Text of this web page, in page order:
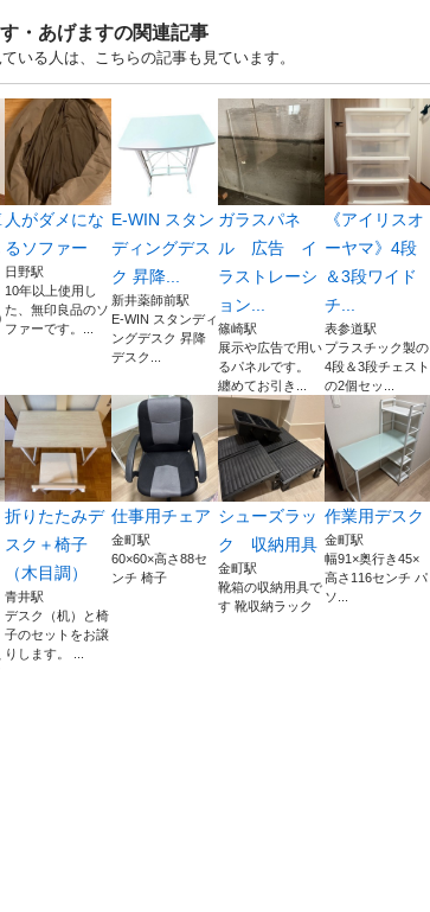
・あげますの関連記事
いる人は、こちらの記事も見ています。
人がダメにな
るソファー
日野駅
10年以上使用し
た、無印良品のソ
ファーです。...
E-WIN スタン
ディングデス
ク 昇降...
新井薬師前駅
E-WIN スタンディ
ングデスク 昇降
デスク...
ガラスパネ
ル 広告 イ
ラストレーシ
ョン...
篠崎駅
展示や広告で用い
るパネルです。
纏めてお引き...
《アイリスオ
ーヤマ》4段
＆3段ワイド
チ...
表参道駅
プラスチック製の
4段＆3段チェスト
の2個セッ...
折りたたみデ
スク＋椅子
（木目調）
青井駅
デスク（机）と椅
子のセットをお譲
りします。 ...
仕事用チェア
金町駅
60×60×高さ88セ
ンチ 椅子
シューズラッ
ク 収納用具
金町駅
靴箱の収納用具で
す 靴収納ラック
作業用デスク
金町駅
幅91×奥行き45×
高さ116センチ パ
ソ...